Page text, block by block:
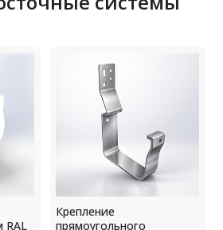
RAL
Крепление
прямоугольного